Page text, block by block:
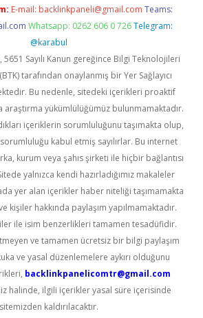
E-mail: backlinkpaneli@gmail.com Teams:
Whatsapp: 0262 606 0 726 Telegram:
@karabul
5651 Sayılı Kanun gereğince Bilgi Teknolojileri
tarafından onaylanmış bir Yer Sağlayıcı
Bu nedenle, sitedeki içerikleri proaktif
yükümlülüğümüz bulunmamaktadır.
içeriklerin sorumluluğunu taşımakta olup,
kabul etmiş sayılırlar. Bu internet
kurum veya şahıs şirketi ile hiçbir bağlantısı
yalnızca kendi hazırladığımız makaleler
yer alan içerikler haber niteliği taşımamakta
kişiler hakkında paylaşım yapılmamaktadır.
ile isim benzerlikleri tamamen tesadüfidir.
ve tamamen ücretsiz bir bilgi paylaşım
ve yasal düzenlemelere aykırı olduğunu
backlinkpanelicomtr@gmail.com
halinde, ilgili içerikler yasal süre içerisinde
sitemizden kaldırılacaktır.